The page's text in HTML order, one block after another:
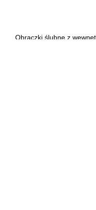
Obrączki ślubne z